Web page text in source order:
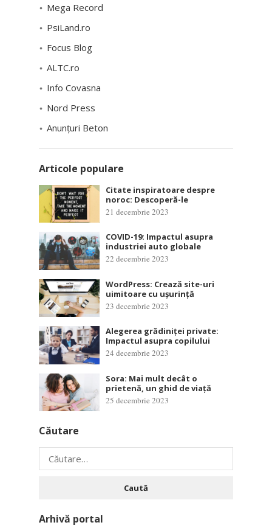
Mega Record
PsiLand.ro
Focus Blog
ALTC.ro
Info Covasna
Nord Press
Anunțuri Beton
Articole populare
Citate inspiratoare despre
noroc: Descoperă-le
21 decembrie 2023
COVID-19: Impactul asupra
industriei auto globale
22 decembrie 2023
WordPress: Crează site-uri
uimitoare cu ușurință
23 decembrie 2023
Alegerea grădiniței private:
Impactul asupra copilului
24 decembrie 2023
Sora: Mai mult decât o
prietenă, un ghid de viață
25 decembrie 2023
Căutare
Caută
după:
Arhivă portal